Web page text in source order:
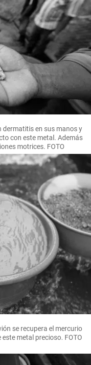
dermatitis en sus manos y
con este metal. Además
motrices. FOTO
se recupera el mercurio
metal precioso. FOTO